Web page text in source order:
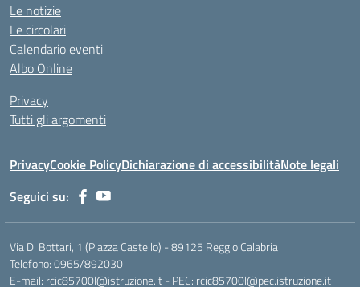
Le notizie
Le circolari
Calendario eventi
Albo Online
Privacy
Tutti gli argomenti
PrivacyCookie PolicyDichiarazione di accessibilitàNote legali
Seguici su:
Via D. Bottari, 1 (Piazza Castello) - 89125 Reggio Calabria
Telefono: 0965/892030
E-mail: rcic85700l@istruzione.it - PEC: rcic85700l@pec.istruzione.it